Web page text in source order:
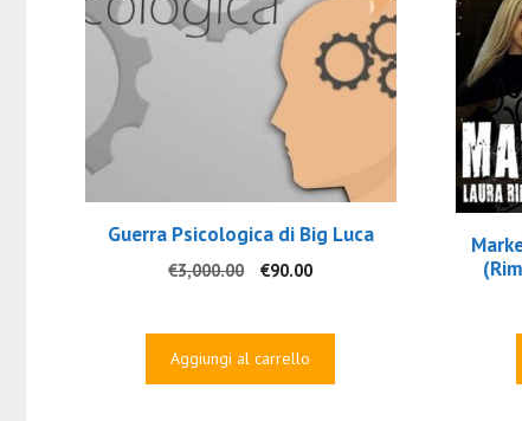
Guerra Psicologica di Big Luca
€3,000.00
Il
€3,000.00.
€90.00Il
Aggiungi al carrello